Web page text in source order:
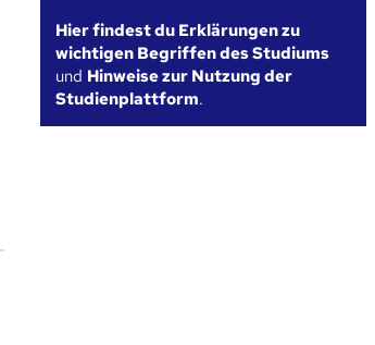
Hier findest du Erklärungen zu
wichtigen Begriffen des Studiums
und Hinweise zur Nutzung der
Studienplattform.